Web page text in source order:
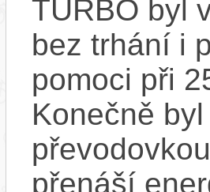
TURBO byl
bez trhání i
pomoci při
Konečně
přenáší